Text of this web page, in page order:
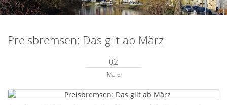
Preisbremsen: Das gilt ab März
02
März